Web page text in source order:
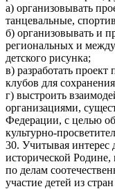
а) организовывать
танцевальные,
б) организовывать и
региональных и
детского рисунка;
в) разработать
клубов для
г) выстроить
организациями,
Федерации, с целью
культурно-
30. Учитывая интерес
исторической
по делам
участие детей из